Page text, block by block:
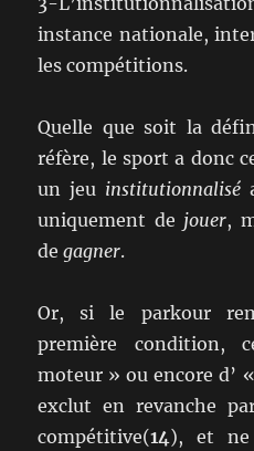
instance nationale,
les compétitions.
Quelle que soit la
réfère, le sport a donc
un jeu institutionnalisé
uniquement de jouer,
degagner.
Or, si le parkour
première condition,
moteur » ou encore d’
exclut en revanche
compétitive(14), et ne